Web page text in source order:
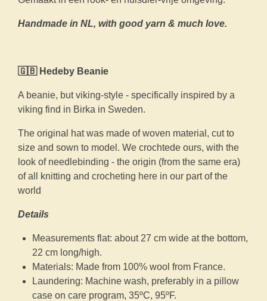
Handmade in NL, with good yarn & much love.
🇬🇧 Hedeby Beanie
A beanie, but viking-style - specifically inspired by a
viking find in Birka in Sweden.
The original hat was made of woven material, cut to
size and sown to model. We crochtede ours, with the
look of needlebinding - the origin (from the same era)
of all knitting and crocheting here in our part of the
world
Details
Measurements flat: about 27 cm wide at the bottom,
22 cm long/high.
Materials: Made from 100% wool from France.
Laundering: Machine wash, preferably in a pillow
case on care program, 35ºC, 95ºF.